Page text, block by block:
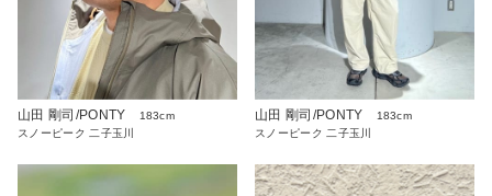
山田 剛司/PONTY
183cm
スノーピーク 二子玉川
山田 剛司/PONTY
183cm
スノーピーク 二子玉川